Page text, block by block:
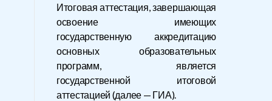
Итоговая аттестация, завершающая
освоение имеющих
государственную аккредитацию
основных образовательных
программ, является
государственной итоговой
аттестацией (далее — ГИА).